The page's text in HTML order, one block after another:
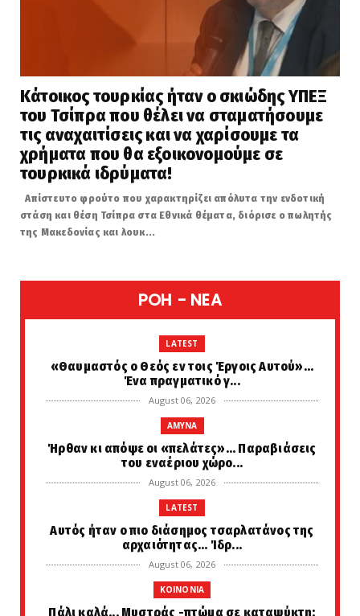
Κάτοικος τουρκίας ήταν ο σκιώδης ΥΠΕΞ
του Τσίπρα που θέλει να σταματήσουμε
τις αναχαιτίσεις και να χαρίσουμε τα
χρήματα που θα εξοικονομούμε σε
τουρκικά ιδρύματα!
Απίστευτο φρούτο που χαρακτηρίζει απόλυτα την ενδοτική
στάση και θέση Τσίπρα στα Εθνικά θέματα, διόρισε ο πωλητής
της Μακεδονίας και λουκ...
POH - NEA
LATEST
«Θαυμαστός ο Θεός εν τοις Έργοις Αυτού»...
Ένα πραγματικό γ...
August 06, 2026
AMYNA
Ήρθαν κι απόψε οι «πελάτες»... Παραβιάσεις
του εναέριου χώρο...
August 06, 2026
LATEST
Αυτός ήταν ο πιο διάσημος τσαρλατάνος της
αρχαιότητας... Ίδρ...
August 06, 2026
KOINONIA
Πάλι καλά... Μυστράς -πτώμα σε καταψύκτη: